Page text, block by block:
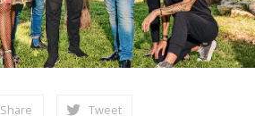
Share Tweet